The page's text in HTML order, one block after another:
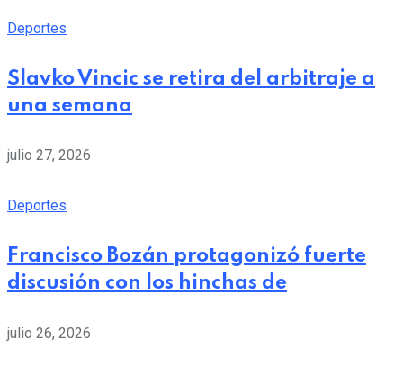
Deportes
Slavko Vincic se retira del arbitraje a
una semana
julio 27, 2026
Deportes
Francisco Bozán protagonizó fuerte
discusión con los hinchas de
julio 26, 2026